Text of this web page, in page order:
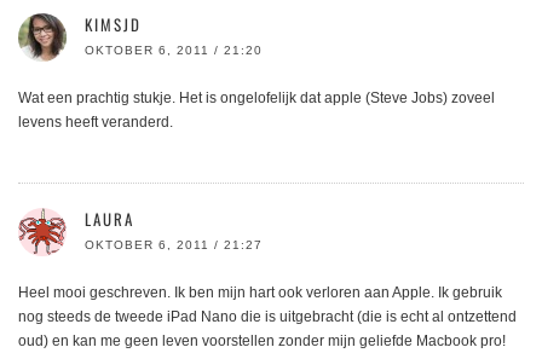
KIMSJD
OKTOBER 6, 2011 / 21:20
Wat een prachtig stukje. Het is ongelofelijk dat apple (Steve Jobs) zoveel
levens heeft veranderd.
LAURA
OKTOBER 6, 2011 / 21:27
Heel mooi geschreven. Ik ben mijn hart ook verloren aan Apple. Ik gebruik
nog steeds de tweede iPad Nano die is uitgebracht (die is echt al ontzettend
oud) en kan me geen leven voorstellen zonder mijn geliefde Macbook pro!